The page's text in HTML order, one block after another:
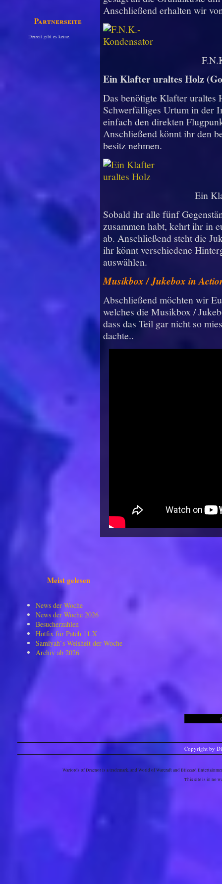
Partnerseiten
Derzeit gibt es keine.
Anschließend erhalten wir
Ein Klafter uraltes Holz
Das benötigte Klafter uraltes
Schwerfälliges Urtum in der
einfach den direkten
Anschließend könnt ihr den
besitz nehmen.
Ein
Sobald ihr alle fünf
zusammen habt, kehrt ihr in
ab. Anschließend steht die
ihr könnt verschiedene
auswählen.
Musikbox / Jukebox in
Abschließend möchten wir
welches die Musikbox /
dass das Teil gar nicht so
dachte..
Meist gelesen
News der Woche
News der Woche 2026
Besucherzahlen
Hotfix für Patch 11.X
Samiyah`s Weisheit der Woche
Archiv ab 2026
Copyright by
Warlords of Draenor is a trademark, and World of Warcraft and Blizzard
This site is in no